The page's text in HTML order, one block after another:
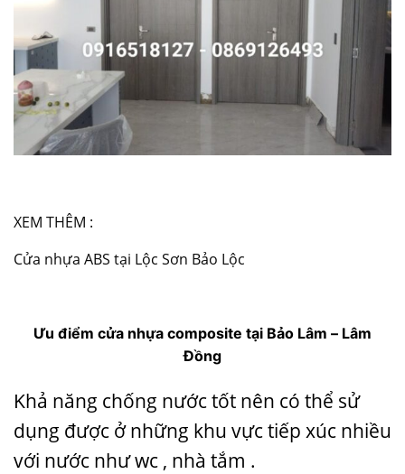
XEM THÊM :
Cửa nhựa ABS tại Lộc Sơn Bảo Lộc
Ưu điểm cửa nhựa composite tại Bảo Lâm – Lâm
Đồng
Khả năng chống nước tốt nên có thể sử
dụng được ở những khu vực tiếp xúc nhiều
với nước như wc , nhà tắm .